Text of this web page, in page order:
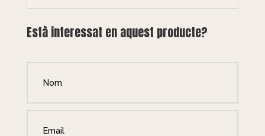
Està interessat en aquest producte?